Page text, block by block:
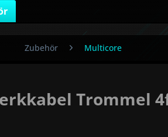
Zubehör Multicore
Trommel